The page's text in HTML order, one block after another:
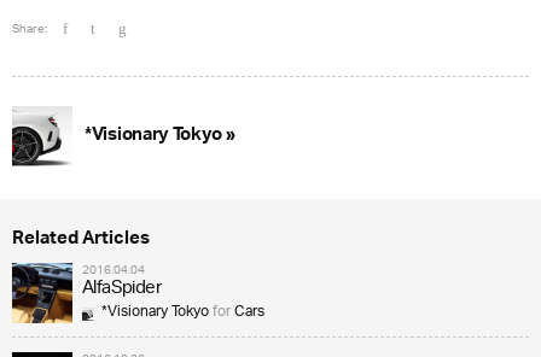
Share:
*Visionary Tokyo »
Related Articles
2016.04.04
AlfaSpider
*Visionary TokyoforCars